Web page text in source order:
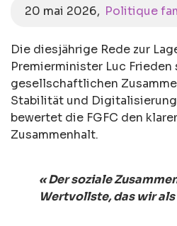
20 mai 2026 Politique
Die diesjährige Rede zur
Premierminister Luc
gesellschaftlichen
Stabilität und
bewertet die FGFC den
Zusammenhalt.
« Der soziale
Wertvollste, das wir